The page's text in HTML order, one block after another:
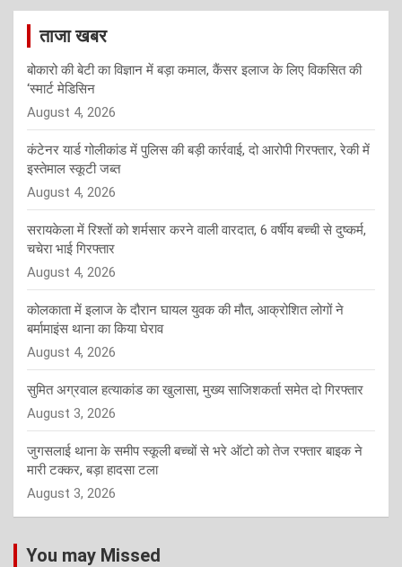
ताजा खबर
बोकारो की बेटी का विज्ञान में बड़ा कमाल, कैंसर इलाज के लिए विकसित की
‘स्मार्ट मेडिसिन
August 4, 2026
कंटेनर यार्ड गोलीकांड में पुलिस की बड़ी कार्रवाई, दो आरोपी गिरफ्तार, रेकी में
इस्तेमाल स्कूटी जब्त
August 4, 2026
सरायकेला में रिश्तों को शर्मसार करने वाली वारदात, 6 वर्षीय बच्ची से दुष्कर्म,
चचेरा भाई गिरफ्तार
August 4, 2026
कोलकाता में इलाज के दौरान घायल युवक की मौत, आक्रोशित लोगों ने
बर्मामाइंस थाना का किया घेराव
August 4, 2026
सुमित अग्रवाल हत्याकांड का खुलासा, मुख्य साजिशकर्ता समेत दो गिरफ्तार
August 3, 2026
जुगसलाई थाना के समीप स्कूली बच्चों से भरे ऑटो को तेज रफ्तार बाइक ने
मारी टक्कर, बड़ा हादसा टला
August 3, 2026
You may Missed